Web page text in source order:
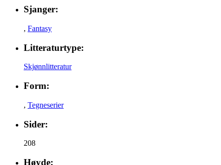
Sjanger:
, Fantasy
Litteraturtype:
Skjønnlitteratur
Form:
, Tegneserier
Sider:
208
Høyde: